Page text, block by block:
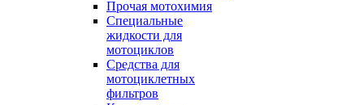
Прочая мотохимия
Специальные
жидкости для
мотоциклов
Средства для
мотоциклетных
фильтров